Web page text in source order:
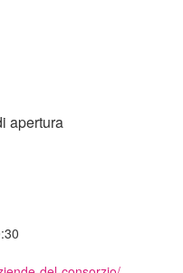
apertura